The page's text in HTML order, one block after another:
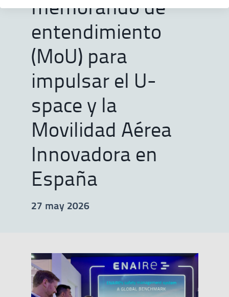
memorando de
entendimiento
(MoU) para
impulsar el U-
space y la
Movilidad Aérea
Innovadora en
España
27 may 2026